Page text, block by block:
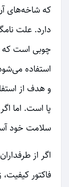
که شاخه‌های
دارد. علت
چوبی است که
استفاده
و هدف از
پا است. اما
سلامت خود
اگر از
فاکتور